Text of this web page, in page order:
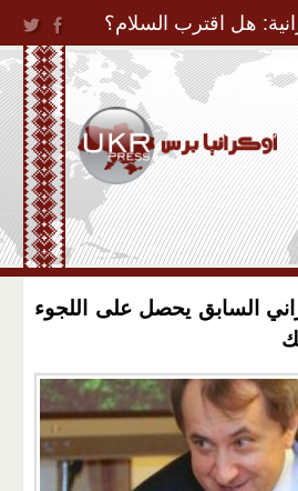
Jump to
هل اقترب السلام؟
السابق يحصل على اللجوء